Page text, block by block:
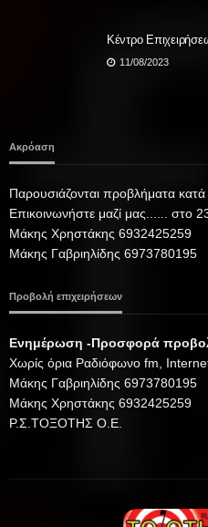
Κέντρο
11/08/2023
Ακρόαση
Παρουσιάζονται προβλήματα
Επικοινωνήστε μαζί μας...... στο
Μάκης Χρηστάκης 6932425259
Μάκης Γαβριηλίδης 6973780195
Προβολή επιχειρήσεων
Ενημέρωση -Προσφορά
Xωρίς όρια Ραδιόφωνο fm,
Μάκης Γαβριηλίδης 6973780195
Μάκης Χρηστάκης 6932425259
Ρ.Σ.ΤΟΞΟΤΗΣ Ο.Ε.